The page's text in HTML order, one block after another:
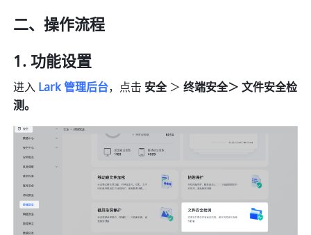
二、操作流程
功能设置
进入 Lark 管理后台，点击 安全 ＞ 终端安全＞ 文件安全检
测。